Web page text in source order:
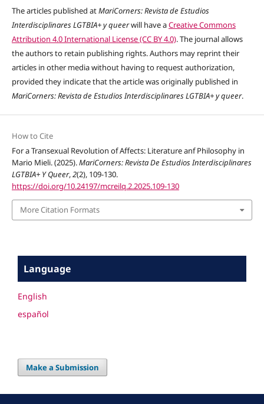
The articles published atMariCorners: Revista de Estudios
Interdisciplinares LGTBIA+ y queerwill have aCreative Commons
Attribution 4.0 International License (CC BY 4.0). The journal allows
the authors to retain publishing rights. Authors may reprint their
articles in other media without having to request authorization,
provided they indicate that the article was originally published in
MariCorners: Revista de Estudios Interdisciplinares LGTBIA+ y queer.
How to Cite
For a Transexual Revolution of Affects: Literature anf Philosophy in
Mario Mieli. (2025).MariCorners: Revista De Estudios Interdisciplinares
LGTBIA+ Y Queer,2(2), 109-130.
https://doi.org/10.24197/mcreilq.2.2025.109-130
More Citation Formats
Language
English
español
Make a Submission